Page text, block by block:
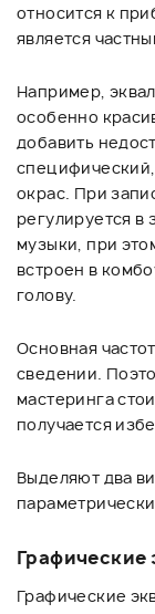
относится к
является
Например,
особенно
добавить
окрас. При
регулируется в
музыки, при
встроен в
голову.
Основная
сведении.
мастеринга
получается
Выделяют два
Графические
Графические